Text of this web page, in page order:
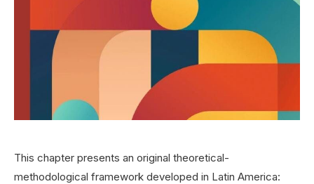
This chapter presents an original theoretical-
methodological framework developed in Latin America: